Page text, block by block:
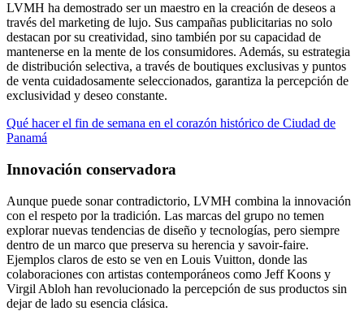
LVMH ha demostrado ser un maestro en la creación de deseos a
través del marketing de lujo. Sus campañas publicitarias no solo
destacan por su creatividad, sino también por su capacidad de
mantenerse en la mente de los consumidores. Además, su estrategia
de distribución selectiva, a través de boutiques exclusivas y puntos
de venta cuidadosamente seleccionados, garantiza la percepción de
exclusividad y deseo constante.
Qué hacer el fin de semana en el corazón histórico de Ciudad de
Panamá
Innovación conservadora
Aunque puede sonar contradictorio, LVMH combina la innovación
con el respeto por la tradición. Las marcas del grupo no temen
explorar nuevas tendencias de diseño y tecnologías, pero siempre
dentro de un marco que preserva su herencia y savoir-faire.
Ejemplos claros de esto se ven en Louis Vuitton, donde las
colaboraciones con artistas contemporáneos como Jeff Koons y
Virgil Abloh han revolucionado la percepción de sus productos sin
dejar de lado su esencia clásica.